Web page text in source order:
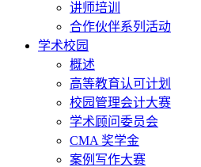
讲师培训
合作伙伴系列活动
学术校园
概述
高等教育认可计划
校园管理会计大赛
学术顾问委员会
CMA 奖学金
案例写作大赛